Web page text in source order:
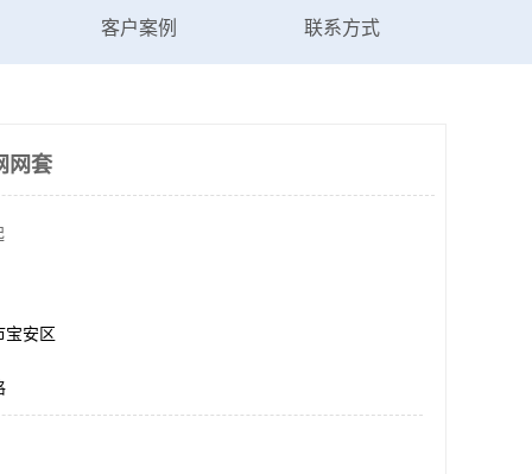
客户案例 联系方式
网套
宝安区